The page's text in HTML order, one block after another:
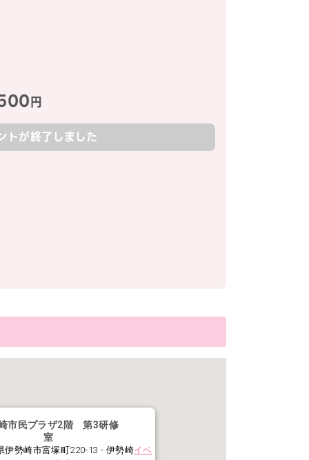
円
トが終了しました
市民プラザ2階 第3研修
室
伊勢崎市富塚町220-13 - 伊勢崎イベ